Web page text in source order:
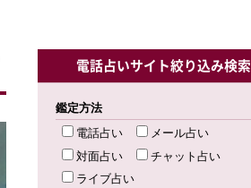
電話占いサイト絞り込み検索
鑑定方法
電話占い
メール占い
対面占い
チャット占い
ライブ占い